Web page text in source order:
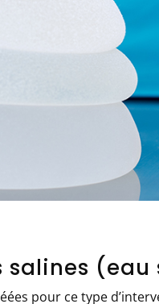
salines (eau
pour ce type